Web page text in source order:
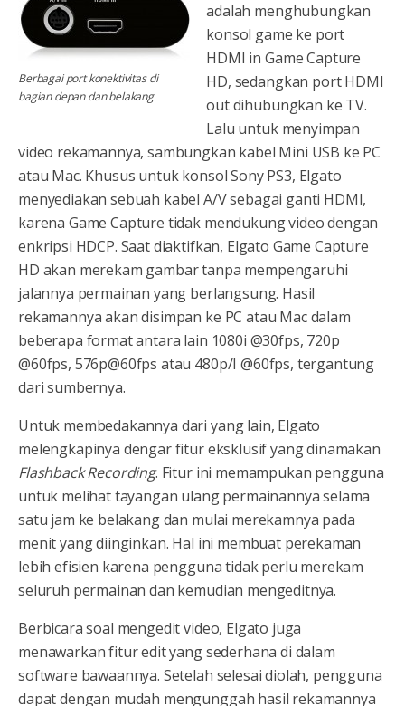
Berbagai port konektivitas di
bagian depan dan belakang
adalah menghubungkan
konsol game ke port
HDMI in Game Capture
HD, sedangkan port HDMI
out dihubungkan ke TV.
Lalu untuk menyimpan
video rekamannya, sambungkan kabel Mini USB ke PC
atau Mac. Khusus untuk konsol Sony PS3, Elgato
menyediakan sebuah kabel A/V sebagai ganti HDMI,
karena Game Capture tidak mendukung video dengan
enkripsi HDCP. Saat diaktifkan, Elgato Game Capture
HD akan merekam gambar tanpa mempengaruhi
jalannya permainan yang berlangsung. Hasil
rekamannya akan disimpan ke PC atau Mac dalam
beberapa format antara lain 1080i @30fps, 720p
@60fps, 576p@60fps atau 480p/I @60fps, tergantung
dari sumbernya.
Untuk membedakannya dari yang lain, Elgato
melengkapinya dengar fitur eksklusif yang dinamakan
Flashback Recording. Fitur ini memampukan pengguna
untuk melihat tayangan ulang permainannya selama
satu jam ke belakang dan mulai merekamnya pada
menit yang diinginkan. Hal ini membuat perekaman
lebih efisien karena pengguna tidak perlu merekam
seluruh permainan dan kemudian mengeditnya.
Berbicara soal mengedit video, Elgato juga
menawarkan fitur edit yang sederhana di dalam
software bawaannya. Setelah selesai diolah, pengguna
dapat dengan mudah mengunggah hasil rekamannya